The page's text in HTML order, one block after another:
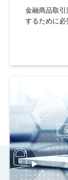
金融商品取
するために必